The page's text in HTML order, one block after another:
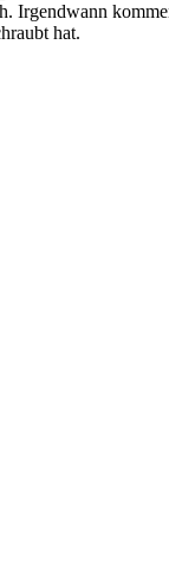
Irgendwann
hat.